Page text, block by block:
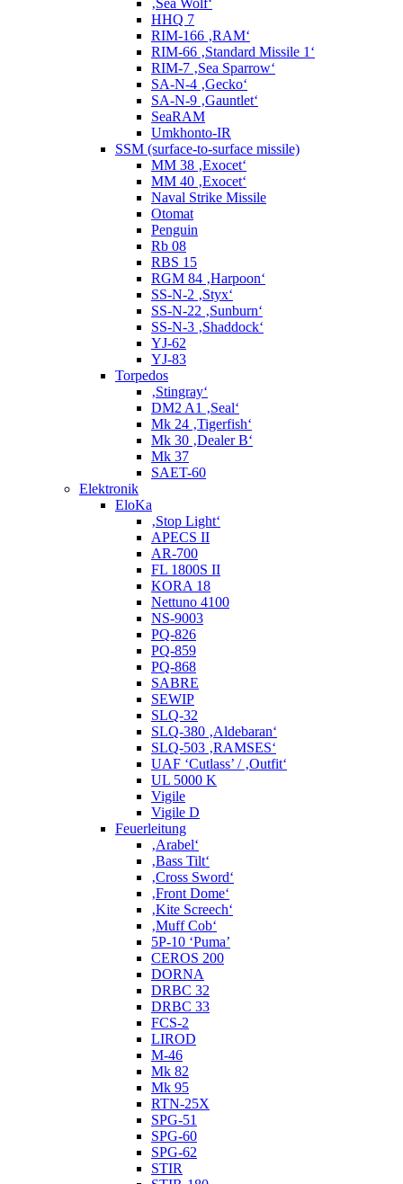
‚Sea Wolf‘
HHQ 7
RIM-166 ‚RAM‘
RIM-66 ‚Standard Missile 1‘
RIM-7 ‚Sea Sparrow‘
SA-N-4 ‚Gecko‘
SA-N-9 ‚Gauntlet‘
SeaRAM
Umkhonto-IR
SSM (surface-to-surface missile)
MM 38 ‚Exocet‘
MM 40 ‚Exocet‘
Naval Strike Missile
Otomat
Penguin
Rb 08
RBS 15
RGM 84 ‚Harpoon‘
SS-N-2 ‚Styx‘
SS-N-22 ‚Sunburn‘
SS-N-3 ‚Shaddock‘
YJ-62
YJ-83
Torpedos
‚Stingray‘
DM2 A1 ‚Seal‘
Mk 24 ‚Tigerfish‘
Mk 30 ‚Dealer B‘
Mk 37
SAET-60
Elektronik
EloKa
‚Stop Light‘
APECS II
AR-700
FL 1800S II
KORA 18
Nettuno 4100
NS-9003
PQ-826
PQ-859
PQ-868
SABRE
SEWIP
SLQ-32
SLQ-380 ‚Aldebaran‘
SLQ-503 ‚RAMSES‘
UAF ‘Cutlass’ / ‚Outfit‘
UL 5000 K
Vigile
Vigile D
Feuerleitung
‚Arabel‘
‚Bass Tilt‘
‚Cross Sword‘
‚Front Dome‘
‚Kite Screech‘
‚Muff Cob‘
5P-10 ‘Puma’
CEROS 200
DORNA
DRBC 32
DRBC 33
FCS-2
LIROD
M-46
Mk 82
Mk 95
RTN-25X
SPG-51
SPG-60
SPG-62
STIR